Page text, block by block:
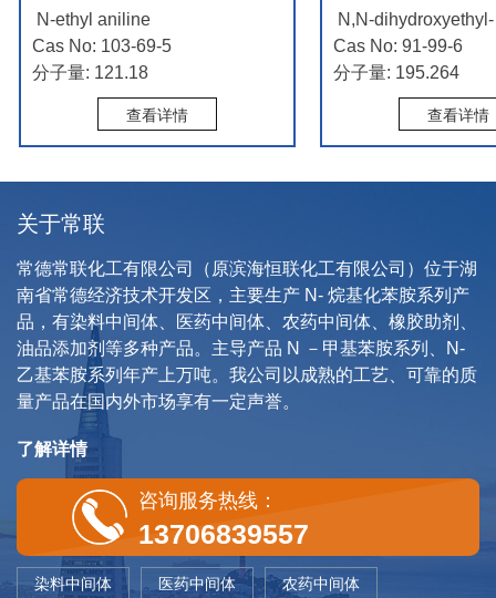
N-ethyl aniline
Cas No: 103-69-5
分子量: 121.18
查看详情
N,N-dihydroxyethyl-
Cas No: 91-99-6
分子量: 195.264
查看详情
关于常联
常德常联化工有限公司
（原滨海恒联化工有限公司）位于湖
南省常德经济技术开发区，主要生产 N- 烷基化苯胺系列产
品，有染料中间体、医药中间体、农药中间体、橡胶助剂、
油品添加剂等多种产品。主导产品 N －甲基苯胺系列、N-
乙基苯胺系列年产上万吨。我公司以成熟的工艺、可靠的质
量产品在国内外市场享有一定声誉。
了解详情
咨询服务热线：
13706839557
染料中间体 医药中间体 农药中间体